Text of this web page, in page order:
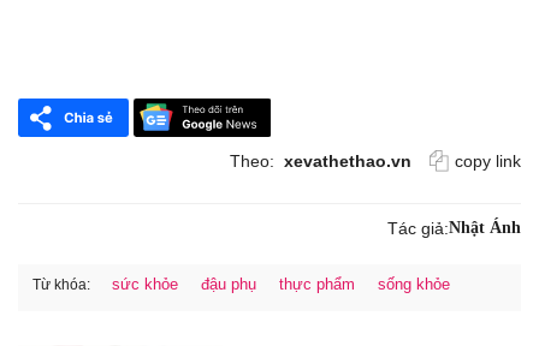
Theo: xevathethao.vn copy link
Tác giả:Nhật Ánh
Từ khóa: sức khỏe đậu phụ thực phẩm sống khỏe